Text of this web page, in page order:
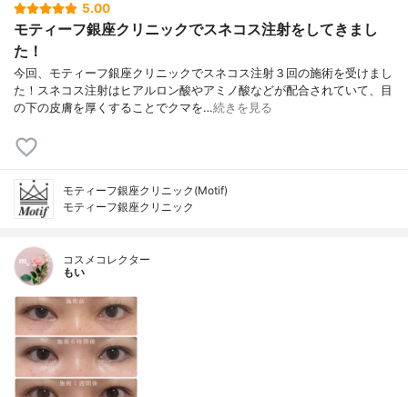
5.00
モティーフ銀座クリニックでスネコス注射をしてきまし
た！
今回、モティーフ銀座クリニックでスネコス注射３回の施術を受けまし
た！スネコス注射はヒアルロン酸やアミノ酸などが配合されていて、目
の下の皮膚を厚くすることでクマを…続きを見る
モティーフ銀座クリニック(Motif)
モティーフ銀座クリニック
コスメコレクター
もい